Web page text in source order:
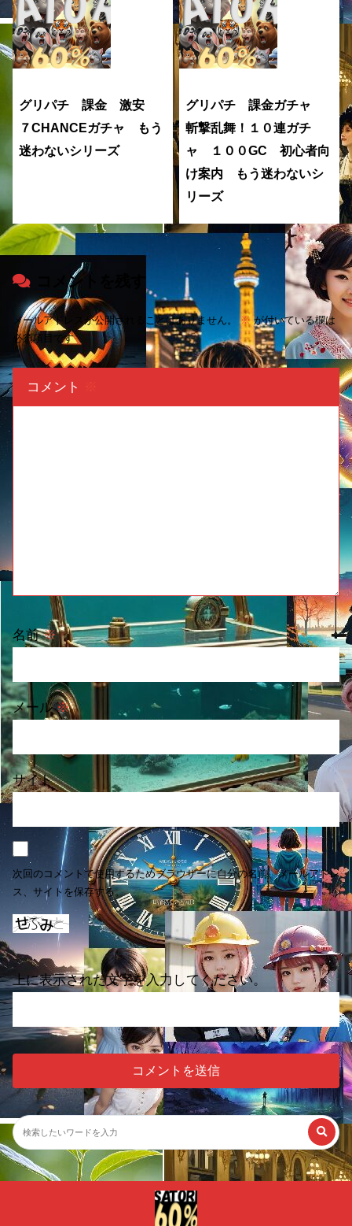
グリパチ 課金 激安
７CHANCEガチャ もう
迷わないシリーズ
グリパチ 課金ガチャ
斬撃乱舞！１０連ガチ
ャ １００GC 初心者向
け案内 もう迷わないシ
リーズ
コメントを残す
メールアドレスが公開されることはありません。 ※が付いている欄は
必須項目です
コメント
名前※
メール※
サイト
次回のコメントで使用するためブラウザーに自分の名前、メールアドレ
ス、サイトを保存する。
上に表示された文字を入力してください。